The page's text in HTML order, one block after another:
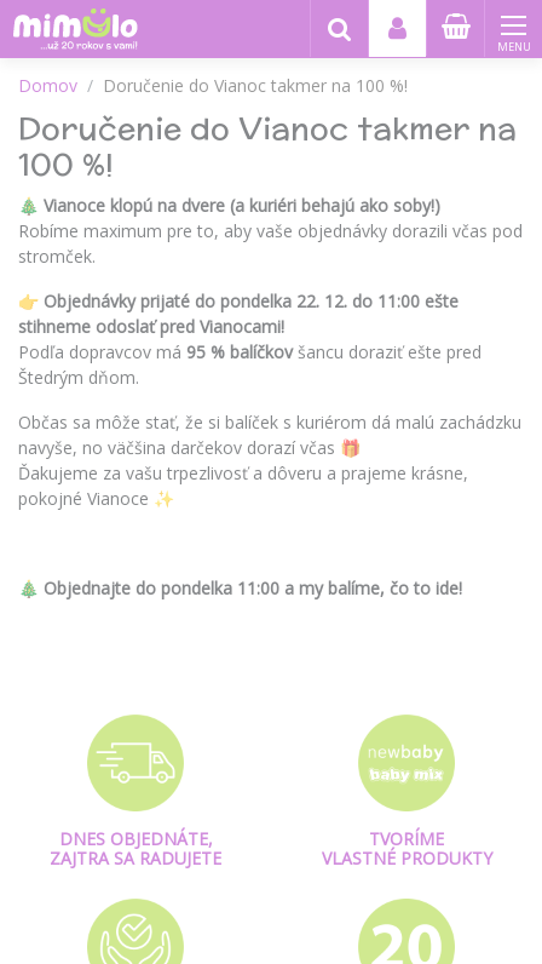
MENU
Domov Doručenie do Vianoc takmer na 100 %!
Doručenie do Vianoc takmer na
100 %!
🎄 Vianoce klopú na dvere (a kuriéri behajú ako soby!)
Robíme maximum pre to, aby vaše objednávky dorazili včas pod
stromček.
👉 Objednávky prijaté do pondelka 22. 12. do 11:00 ešte
stihneme odoslať pred Vianocami!
Podľa dopravcov má 95 % balíčkovšancu doraziť ešte pred
Štedrým dňom.
Občas sa môže stať, že si balíček s kuriérom dá malú zachádzku
navyše, no väčšina darčekov dorazí včas 🎁
Ďakujeme za vašu trpezlivosť a dôveru a prajeme krásne,
pokojné Vianoce ✨
🎄 Objednajte do pondelka 11:00 a my balíme, čo to ide!
DNES OBJEDNÁTE,
ZAJTRA SA RADUJETE
TVORÍME
VLASTNÉ PRODUKTY